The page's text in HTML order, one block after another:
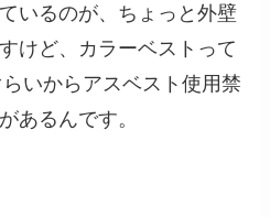
いるのが、ちょっと外壁
けど、カラーベストって
いからアスベスト使用禁
あるんです。